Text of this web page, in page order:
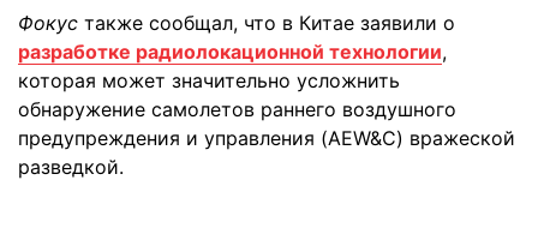
Фокус также сообщал, что в Китае заявили о
разработке радиолокационной технологии,
которая может значительно усложнить
обнаружение самолетов раннего воздушного
предупреждения и управления (AEW&C) вражеской
разведкой.